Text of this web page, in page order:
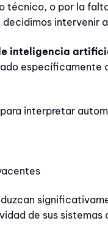
técnico, o por la
decidimos intervenir
inteligencia
específicamente
interpretar
de sus